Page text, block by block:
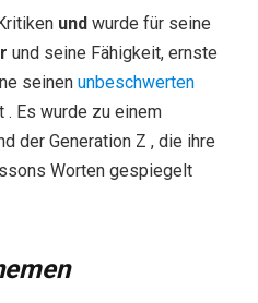
Kritiken und wurde für seine
und seine Fähigkeit, ernste
seinen unbeschwerten
. Es wurde zu einem
der Generation Z , die ihre
Worten gespiegelt